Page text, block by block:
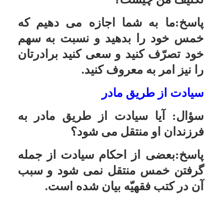
مرجع مقلّد لازم مى داند مصرف مى
کنند و نیز در صورتى که مرجع به عنوان
حکم حاکم از مقلّدین خود خمس را
طلب کند، لازم است. در غیر این دو
صورت مى توان به نظر مجتهدین دیگر
مصرف کرد.
میت مدیونی که خمس هم بدهکار
سؤال:اگر میّتى مدیون باشد و خمس
نیز بدهکار باشد و ترکه، وافى به هر دو
نباشد ورثه کدام را مقدّم کنند؟
پاسخ:هرگاه مالى که به آن خمس تعلّق
بدارند و اگر آن مال موجود نیست
احتیاط آن است که حق الناس را بر
حق الله مقدم کنند.
تفکیک اموال مخمس با غیر مخمس